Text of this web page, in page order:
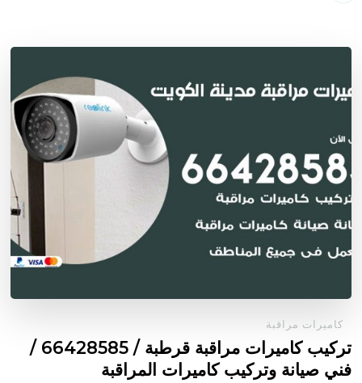
كاميرات مراقبة
تركيب كاميرات مراقبة قرطبة / 66428585 /
فني صيانة وتركيب كاميرات المراقبة